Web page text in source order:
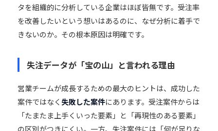
タを組織的に分析している企業はほぼ皆無です。受注率
を改善したいという想いはあるのに、なぜ分析に着手で
きないのか。その根本原因は明確です。
失注データが「宝の山」と言われる理由
営業チームが成長するための最大のヒントは、成功した
案件ではなく 失敗した案件にあります。受注案件からは
「たまたま上手くいった要素」と「再現性のある要素」
の区別がつきにくい。一方、失注案件には「何が足りな